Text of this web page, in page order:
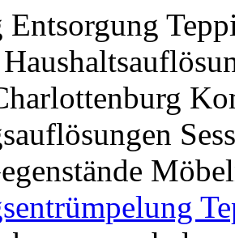
Entsorgung